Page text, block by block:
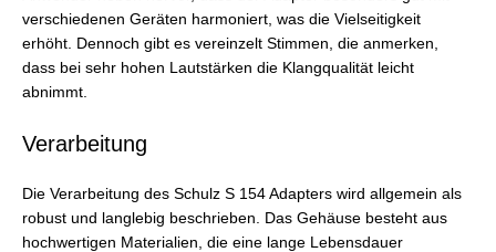
verschiedenen Geräten harmoniert, was die Vielseitigkeit
erhöht. Dennoch gibt es vereinzelt Stimmen, die anmerken,
dass bei sehr hohen Lautstärken die Klangqualität leicht
abnimmt.
Verarbeitung
Die Verarbeitung des Schulz S 154 Adapters wird allgemein als
robust und langlebig beschrieben. Das Gehäuse besteht aus
hochwertigen Materialien, die eine lange Lebensdauer